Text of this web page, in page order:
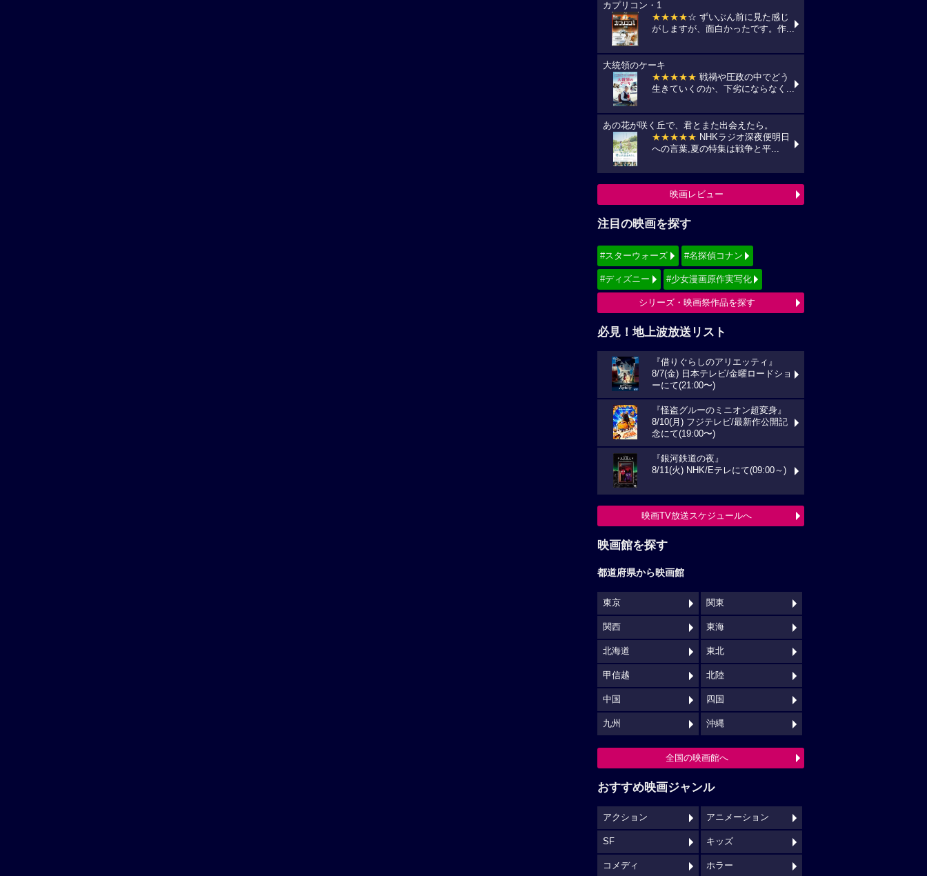
カプリコン・1
★★★★☆ ずいぶん前に見た感じ
がしますが、面白かったです。作...
大統領のケーキ
★★★★★ 戦禍や圧政の中でどう
生きていくのか、下劣にならなく...
あの花が咲く丘で、君とまた出会えたら。
★★★★★ NHKラジオ深夜便明日
への言葉,夏の特集は戦争と平...
映画レビュー
注目の映画を探す
#スターウォーズ #名探偵コナン
#ディズニー #少女漫画原作実写化
シリーズ・映画祭作品を探す
必見！地上波放送リスト
『借りぐらしのアリエッティ』
8/7(金) 日本テレビ/金曜ロードショ
ーにて(21:00〜)
『怪盗グルーのミニオン超変身』
8/10(月) フジテレビ/最新作公開記
念にて(19:00〜)
『銀河鉄道の夜』
8/11(火) NHK/Eテレにて(09:00～)
映画TV放送スケジュールへ
映画館を探す
都道府県から映画館
東京 関東
関西 東海
北海道 東北
甲信越 北陸
中国 四国
九州 沖縄
全国の映画館へ
おすすめ映画ジャンル
アクション アニメーション
SF キッズ
コメディ ホラー